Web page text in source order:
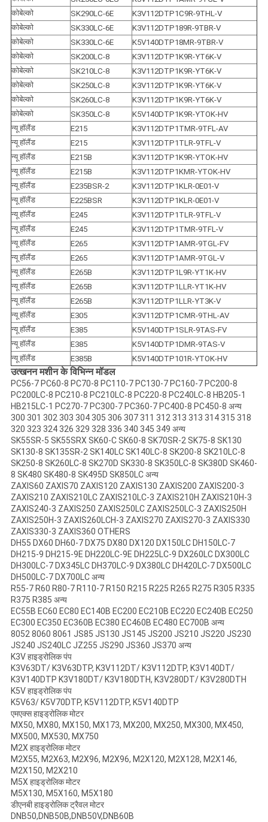
कोबेल्को
SK290LC-6E
K3V112DTP1C9R-9THL-V
कोबेल्को
SK330LC-6E
K3V112DTP189R-9TBR-V
कोबेल्को
SK330LC-6E
K5V140DTP18MR-9TBR-V
कोबेल्को
SK200LC-8
K3V112DTP1K9R-YT6K-V
कोबेल्को
SK210LC-8
K3V112DTP1K9R-YT6K-V
कोबेल्को
SK250LC-8
K3V112DTP1K9R-YT6K-V
कोबेल्को
SK260LC-8
K3V112DTP1K9R-YT6K-V
कोबेल्को
SK350LC-8
K5V140DTP1K9R-YTOK-HV
न्यू हॉलैंड
E215
K3V112DTP1TMR-9TFL-AV
न्यू हॉलैंड
E215
K3V112DTP1TLR-9TFL-V
न्यू हॉलैंड
E215B
K3V112DTP1K9R-YTOK-HV
न्यू हॉलैंड
E215B
K3V112DTP1KMR-YTOK-HV
न्यू हॉलैंड
E235BSR-2
K3V112DTP1KLR-0E01-V
न्यू हॉलैंड
E225BSR
K3V112DTP1KLR-0E01-V
न्यू हॉलैंड
E245
K3V112DTP1TLR-9TFL-V
न्यू हॉलैंड
E245
K3V112DTP1TMR-9TFL-V
न्यू हॉलैंड
E265
K3V112DTP1AMR-9TGL-FV
न्यू हॉलैंड
E265
K3V112DTP1AMR-9TGL-V
न्यू हॉलैंड
E265B
K3V112DTP1L9R-YT1K-HV
न्यू हॉलैंड
E265B
K3V112DTP1LLR-YT1K-HV
न्यू हॉलैंड
E265B
K3V112DTP1LLR-YT3K-V
न्यू हॉलैंड
E305
K3V112DTP1CMR-9THL-AV
न्यू हॉलैंड
E385
K5V140DTP1SLR-9TAS-FV
न्यू हॉलैंड
E385
K5V140DTP1DMR-9TAS-V
न्यू हॉलैंड
E385B K5V140DTP101R-YTOK-HV
उत्खनन मशीन के विभिन्न मॉडल
PC56-7 PC60-8 PC70-8 PC110-7 PC130-7 PC160-7 PC200-8
PC200LC-8 PC210-8 PC210LC-8 PC220-8 PC240LC-8 HB205-1
HB215LC-1 PC270-7 PC300-7 PC360-7 PC400-8 PC450-8 अन्य
300 301 302 303 304 305 306 307 311 312 313 313 314 315 318
320 323 324 326 329 328 336 340 345 349 अन्य
SK55SR-5 SK55SRX SK60-C SK60-8 SK70SR-2 SK75-8 SK130
SK130-8 SK135SR-2 SK140LC SK140LC-8 SK200-8 SK210LC-8
SK250-8 SK260LC-8 SK270D SK330-8 SK350LC-8 SK380D SK460-
8 SK480 SK480-8 SK495D SK850LC अन्य
ZAXIS60 ZAXIS70 ZAXIS120 ZAXIS130 ZAXIS200 ZAXIS200-3
ZAXIS210 ZAXIS210LC ZAXIS210LC-3 ZAXIS210H ZAXIS210H-3
ZAXIS240-3 ZAXIS250 ZAXIS250LC ZAXIS250LC-3 ZAXIS250H
ZAXIS250H-3 ZAXIS260LCH-3 ZAXIS270 ZAXIS270-3 ZAXIS330
ZAXIS330-3 ZAXIS360 OTHERS
DH55 DX60 DH60-7 DX75 DX80 DX120 DX150LC DH150LC-7
DH215-9 DH215-9E DH220LC-9E DH225LC-9 DX260LC DX300LC
DH300LC-7 DX345LC DH370LC-9 DX380LC DH420LC-7 DX500LC
DH500LC-7 DX700LC अन्य
R55-7 R60 R80-7 R110-7 R150 R215 R225 R265 R275 R305 R335
R375 R385 अन्य
EC55B EC60 EC80 EC140B EC200 EC210B EC220 EC240B EC250
EC300 EC350 EC360B EC380 EC460B EC480 EC700B अन्य
8052 8060 8061 JS85 JS130 JS145 JS200 JS210 JS220 JS230
JS240 JS240LC JZ255 JS290 JS360 JS370 अन्य
K3V हाइड्रोलिक पंप
K3V63DT/ K3V63DTP, K3V112DT/ K3V112DTP, K3V140DT/
K3V140DTP K3V180DT/ K3V180DTH, K3V280DT/ K3V280DTH
K5V हाइड्रोलिक पंप
K5V63/ K5V70DTP, K5V112DTP, K5V140DTP
एमएक्स हाइड्रोलिक मोटर
MX50, MX80, MX150, MX173, MX200, MX250, MX300, MX450,
MX500, MX530, MX750
M2X हाइड्रोलिक मोटर
M2X55, M2X63, M2X96, M2X96, M2X120, M2X128, M2X146,
M2X150, M2X210
M5X हाइड्रोलिक मोटर
M5X130, M5X160, M5X180
डीएनबी हाइड्रोलिक ट्रैवल मोटर
DNB50,DNB50B,DNB50V,DNB60B